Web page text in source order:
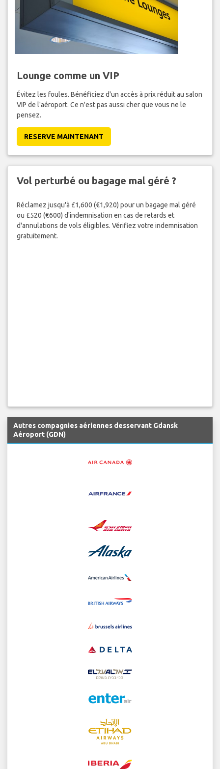
Lounge comme un VIP
Évitez les foules. Bénéficiez d'un accès à prix réduit au salon
VIP de l'aéroport. Ce n'est pas aussi cher que vous ne le
pensez.
RESERVE MAINTENANT
Vol perturbé ou bagage mal géré ?
Réclamez jusqu'à £1,600 (€1,920) pour un bagage mal géré
ou £520 (€600) d'indemnisation en cas de retards et
d'annulations de vols éligibles. Vérifiez votre indemnisation
gratuitement.
Autres compagnies aériennes desservant Gdansk
Aéroport (GDN)